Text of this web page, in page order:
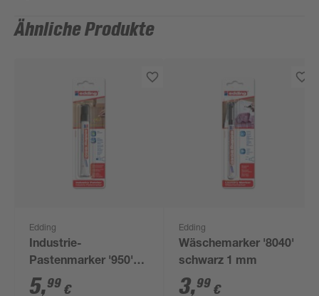
Ähnliche Produkte
Edding
Industrie-
Pastenmarker '950'
schwarz bis 10 mm
5,99 €
Edding
Wäschemarker '8040'
schwarz 1 mm
3,99 €